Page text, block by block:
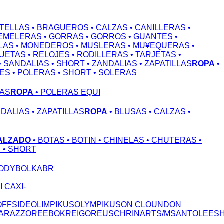
• BRAGUEROS • CALZAS • CANILLERAS •
• GORRAS • GORROS • GUANTES •
• MONEDEROS • MUSLERAS • MU¥EQUERAS •
• RELOJES • RODILLERAS • TARJETAS •
SANDALIAS • SHORT • ZANDALIAS • ZAPATILLAS ROPA •
• POLERAS • SHORT • SOLERAS
ROPA • POLERAS EQUI
• ZAPATILLAS ROPA • BLUSAS • CALZAS •
• BOTAS • BOTIN • CHINELAS • CHUTERAS •
• SHORT
BOLKABR
I CAX I-
OLIMPIKUSOLYMPIKUSON CLOUNDON
RAZZOREEBOKREIGOREUSCH RINARTS/MSANTOLEE